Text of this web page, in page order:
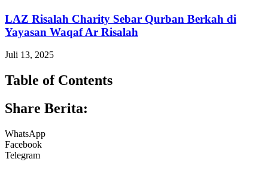
LAZ Risalah Charity Sebar Qurban Berkah di
Yayasan Waqaf Ar Risalah
Juli 13, 2025
Table of Contents
Share Berita:
WhatsApp
Facebook
Telegram